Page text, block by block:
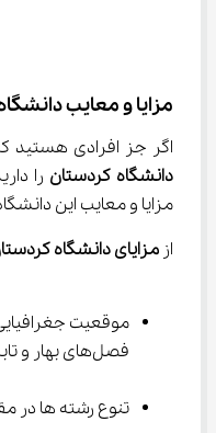
مزایا و معایب
اگر جز افرادی هستید
دانشگاه کردستان را
مزایا و معایب این
از مزایای دانشگاه
موقعیت
فصل‌های بهار و تابستان
تنوع رشته ها در